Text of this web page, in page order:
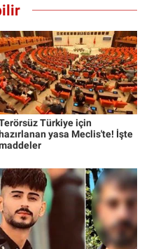
Türkiye için
yasa Meclis'te! İşte